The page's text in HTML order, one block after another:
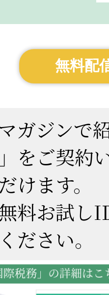
無料配
ガジンで
をご契約
けます。
料お試し
ださい。